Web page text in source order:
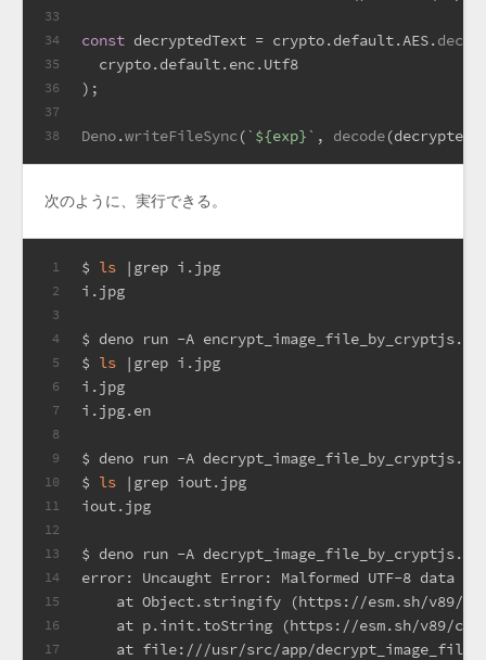
33
34
35
36
37
38
const decryptedText = crypto.default.AES.
  crypto.
default.enc.Utf8
);
Deno.writeFileSync( ` ${exp} ` , decode
次のように、実行できる。
1
2
3
4
5
6
7
8
9
10
11
12
13
14
15
16
17
$ ls |grep i.jpg
i.jpg
$ deno run -A
$ ls |grep i.jpg
i.jpg
i.jpg.en
$ deno run -A
$ ls |grep iout.jpg
iout.jpg
$ deno run -A
error: Uncaught Error: Malformed UTF-8 data
at Object.stringify (https://esm.sh/v89/
at p.init.toString (https://esm.sh/v89/
at file:///usr/src/app/